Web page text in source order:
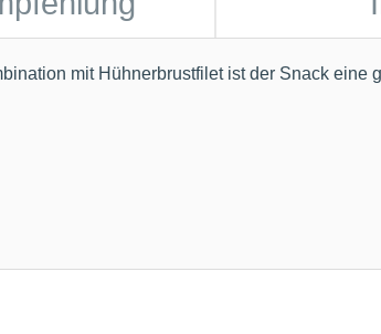
mit Hühnerbrustfilet ist der Snack eine